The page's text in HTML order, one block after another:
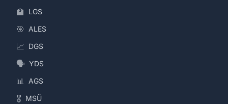
🏫 LGS
🎯 ALES
📈 DGS
🗣️ YDS
📊 AGS
🎖️ MSÜ